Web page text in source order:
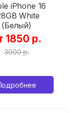
iPhone 16
White
(Белый)
1850 р.
3000 р.